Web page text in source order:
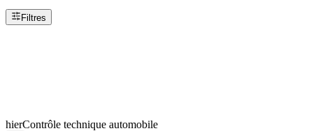
Filtres
hierContrôle technique automobile